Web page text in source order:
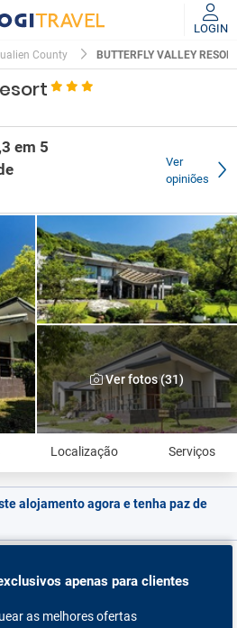
LOGIN
County BUTTERFLY VALLEY
Ver
opiniões
Ver fotos (31)
Localização Serviços
alojamento agora e tenha paz de
apenas para clientes
as melhores ofertas